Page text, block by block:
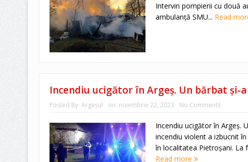
Intervin pompierii cu două
ambulanță SMU... Read
Incendiu ucigător în Argeș. Un bărbat și-
Posted By: Argeşul on: noiembrie 22, 2023 No Comments
Incendiu ucigător în Argeș.
incendiu violent a izbucnit
în localitatea Pietroșani. La
Read more